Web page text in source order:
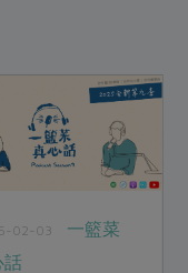
02-03
一籃菜
話